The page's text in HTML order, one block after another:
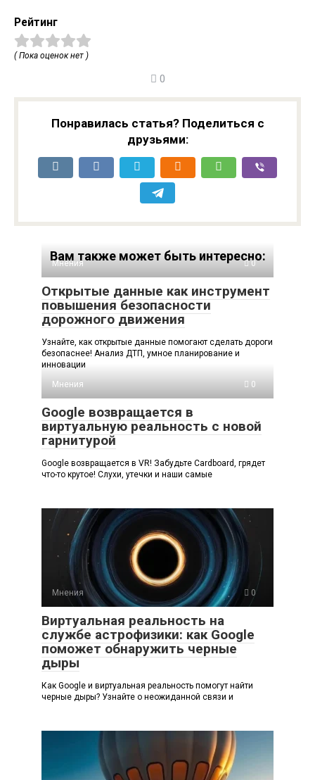
Рейтинг
( Пока оценок нет )
0
Понравилась статья? Поделиться с
друзьями:
Вам также может быть интересно:
Мнения 0
Открытые данные как инструмент
повышения безопасности
дорожного движения
Узнайте, как открытые данные помогают сделать дороги
безопаснее! Анализ ДТП, умное планирование и
инновации
Мнения
0
Google возвращается в
виртуальную реальность с новой
гарнитурой
Google возвращается в VR! Забудьте Cardboard, грядет
что-то крутое! Слухи, утечки и наши самые
Мнения 0
Виртуальная реальность на
службе астрофизики: как Google
поможет обнаружить черные
дыры
Как Google и виртуальная реальность помогут найти
черные дыры? Узнайте о неожиданной связи и